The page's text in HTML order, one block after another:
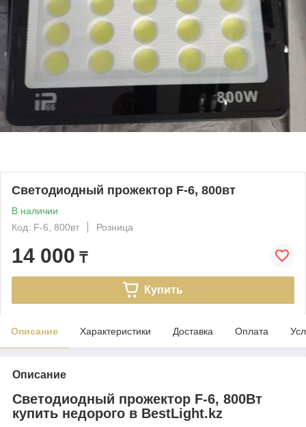
Светодиодный прожектор F-6, 800вт
В наличии
Код: F-6, 800вт
Розница
14 000 ₸
Купить
Описание Характеристики Доставка Оплата
Описание
Светодиодный прожектор F-6, 800Вт
купить недорого в BestLight.kz